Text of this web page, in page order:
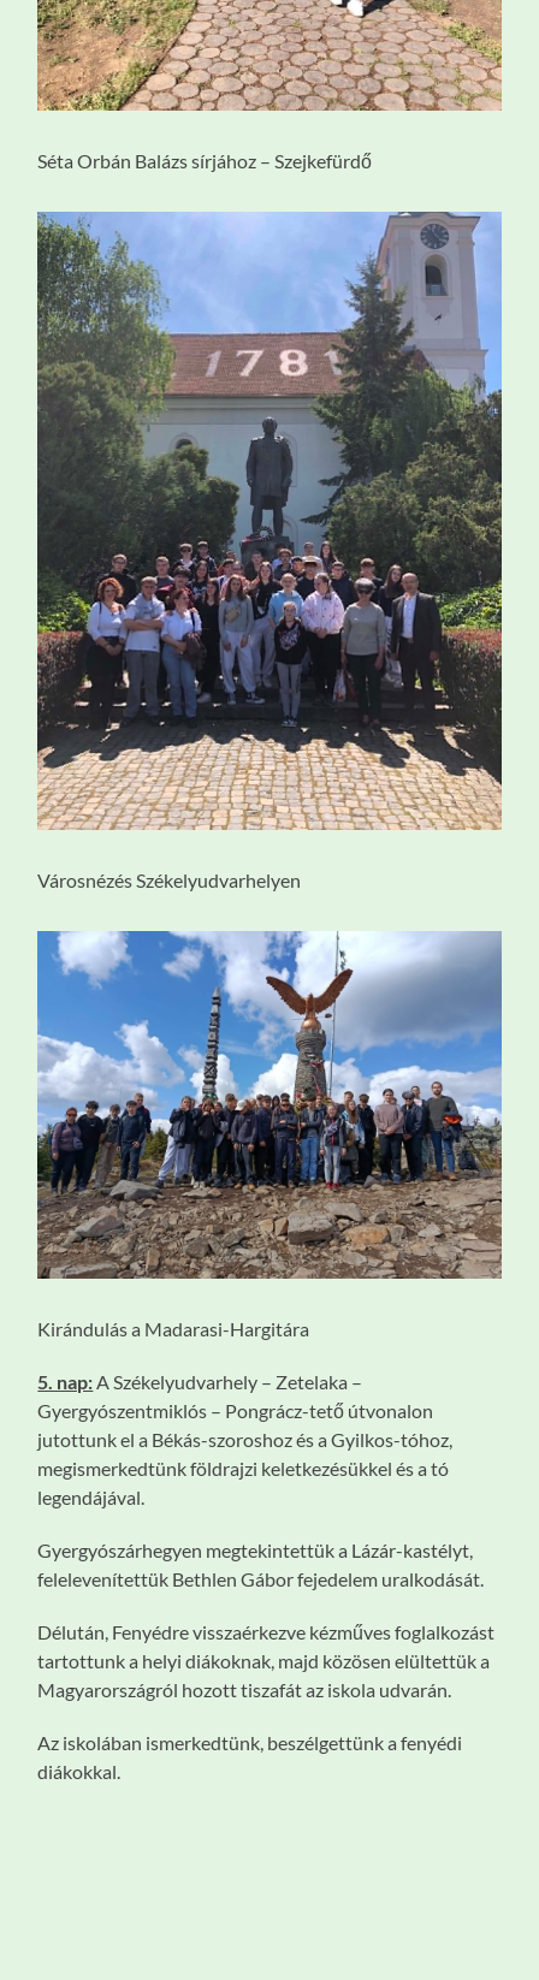
Séta Orbán Balázs sírjához – Szejkefürdő
Városnézés Székelyudvarhelyen
Kirándulás a Madarasi-Hargitára
5. nap:A Székelyudvarhely – Zetelaka –
Gyergyószentmiklós – Pongrácz-tető útvonalon
jutottunk el a Békás-szoroshoz és a Gyilkos-tóhoz,
megismerkedtünk földrajzi keletkezésükkel és a tó
legendájával.
Gyergyószárhegyen megtekintettük a Lázár-kastélyt,
felelevenítettük Bethlen Gábor fejedelem uralkodását.
Délután, Fenyédre visszaérkezve kézműves foglalkozást
tartottunk a helyi diákoknak, majd közösen elültettük a
Magyarországról hozott tiszafát az iskola udvarán.
Az iskolában ismerkedtünk, beszélgettünk a fenyédi
diákokkal.